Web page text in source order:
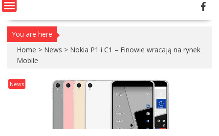
You are here
Home > News > Nokia P1 i C1 – Finowie wracają na rynek
Mobile
News